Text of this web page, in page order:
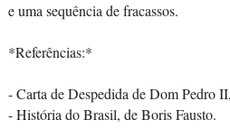
e uma sequência de fracassos.
*Referências:*
- Carta de Despedida de Dom Pedro
- História do Brasil, de Boris Fausto.